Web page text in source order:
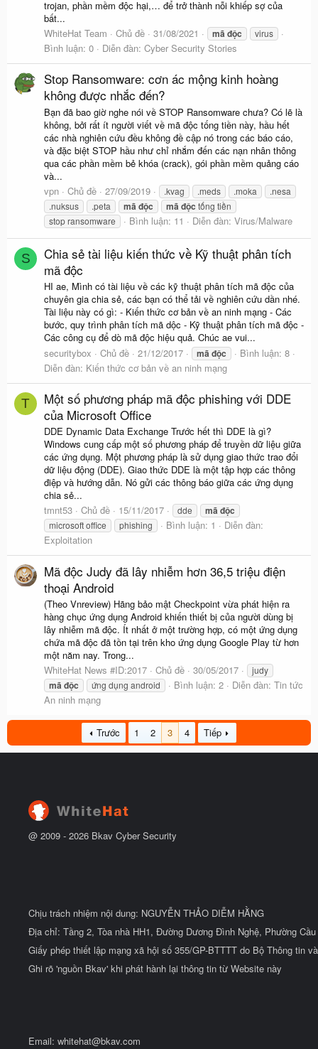
trojan, phần mềm độc hại,… để trở thành nỗi khiếp sợ của
bất...
WhiteHat Team
Chủ đề 31/08/2021 mã độc virus
Bình luận: 0 Diễn đàn: Cyber Security Stories
Stop Ransomware: cơn ác mộng kinh hoàng
không được nhắc đến?
Bạn đã bao giờ nghe nói về STOP Ransomware chưa? Có lẽ là
không, bởi rất ít người viết về mã độc tống tiền này, hầu hết
các nhà nghiên cứu đều không đề cập nó trong các báo cáo,
và đặc biệt STOP hầu như chỉ nhắm đến các nạn nhân thông
qua các phần mềm bẻ khóa (crack), gói phần mềm quảng cáo
và...
vpn
Chủ đề 27/09/2019 .kvag .meds .moka
.nesa
.nuksus
.peta mã độc mã độc tống tiền
stop ransomware
Bình luận: 11 Diễn đàn: Virus/Malware
S
Chia sẻ tài liệu kiến thức về Kỹ thuật phân tích
mã độc
HI ae, Mình có tài liệu về các kỹ thuật phân tích mã độc của
chuyên gia chia sẻ, các bạn có thể tải về nghiên cứu dần nhé.
Tài liệu này có gì: - Kiến thức cơ bản về an ninh mạng - Các
bước, quy trình phân tích mã dộc - Kỹ thuật phân tích mã độc -
Các công cụ để dò mã độc hiệu quả. Chúc ae vui...
securitybox
Chủ đề 21/12/2017 mã độc
Bình luận: 8
Diễn đàn: Kiến thức cơ bản về an ninh mạng
T
Một số phương pháp mã độc phishing với DDE
của Microsoft Office
DDE Dynamic Data Exchange Trước hết thì DDE là gì?
Windows cung cấp một số phương pháp để truyền dữ liệu giữa
các ứng dụng. Một phương pháp là sử dụng giao thức trao đổi
dữ liệu động (DDE). Giao thức DDE là một tập hợp các thông
điệp và hướng dẫn. Nó gửi các thông báo giữa các ứng dụng
chia sẻ...
tmnt53
Chủ đề 15/11/2017 dde mã độc
microsoft office phishing Bình luận: 1
Diễn đàn:
Exploitation
Mã độc Judy đã lây nhiễm hơn 36,5 triệu điện
thoại Android
(Theo Vnreview) Hãng bảo mật Checkpoint vừa phát hiện ra
hàng chục ứng dụng Android khiến thiết bị của người dùng bị
lây nhiễm mã độc. Ít nhất ở một trường hợp, có một ứng dụng
chứa mã độc đã tồn tại trên kho ứng dụng Google Play từ hơn
một năm nay. Trong...
WhiteHat News #ID:2017
Chủ đề 30/05/2017 judy
mã độc ứng dụng android Bình luận: 2 Diễn đàn: Tin tức
An ninh mạng
Trước 1 2 3 4 Tiếp
@ 2009 - 2026 Bkav Cyber Security
Chịu trách nhiệm nội dung: NGUYỄN THẢO DIỄM HẰNG
Địa chỉ: Tầng 2, Tòa nhà HH1, Đường Dương Đình Nghệ, Phường
Giấy phép thiết lập mạng xã hội số 355/GP-BTTTT do Bộ Thông tin
Ghi rõ 'nguồn Bkav' khi phát hành lại thông tin từ Website này
Email: whitehat@bkav.com